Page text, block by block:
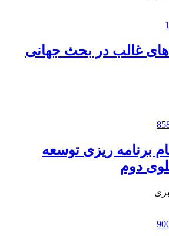
غالب در بحث جهانی
برنامه ریزی توسعه
دوم